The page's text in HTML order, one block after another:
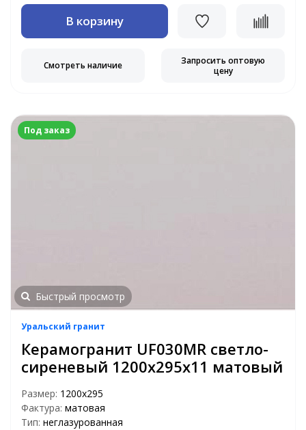
В корзину
Смотреть наличие
Запросить оптовую
цену
Под заказ
Быстрый просмотр
Уральский гранит
Керамогранит UF030MR светло-
сиреневый 1200х295х11 матовый
Размер: 1200х295
Фактура: матовая
Тип: неглазурованная